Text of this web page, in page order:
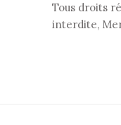
Tous droits
interdite,